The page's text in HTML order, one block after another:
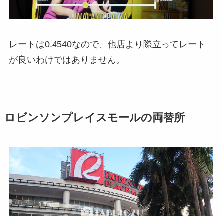
レートは0.4540なので、他店より際立ってレート
が良いわけではありません。
ロビンソンプレイスモールの両替所